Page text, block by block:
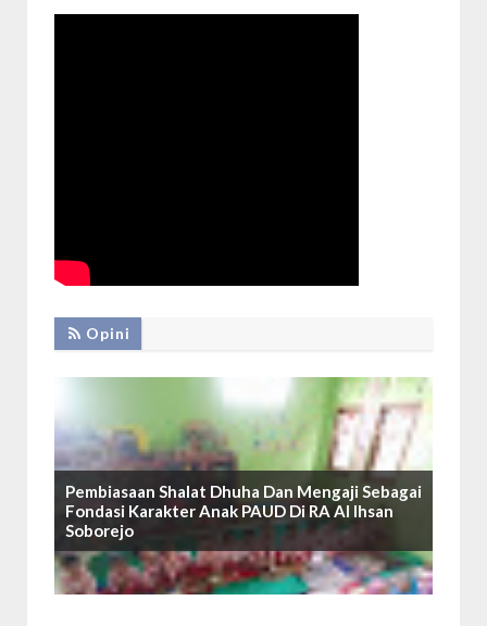
Opini
Pembiasaan Shalat Dhuha Dan Mengaji Sebagai
Fondasi Karakter Anak PAUD Di RA Al Ihsan
Soborejo